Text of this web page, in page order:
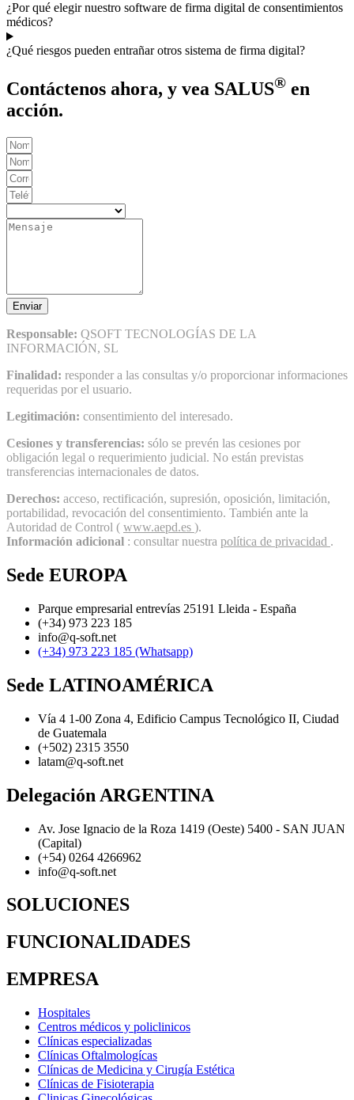
¿Por qué elegir nuestro software de firma digital de consentimientos
médicos?
¿Qué riesgos pueden entrañar otros sistema de firma digital?
Contáctenos ahora, y vea SALUS® en
acción.
Enviar
Responsable: QSOFT TECNOLOGÍAS DE LA
INFORMACIÓN, SL
Finalidad: responder a las consultas y/o proporcionar informaciones
requeridas por el usuario.
Legitimación: consentimiento del interesado.
Cesiones y transferencias: sólo se prevén las cesiones por
obligación legal o requerimiento judicial. No están previstas
transferencias internacionales de datos.
Derechos: acceso, rectificación, supresión, oposición, limitación,
portabilidad, revocación del consentimiento. También ante la
Autoridad de Control ( www.aepd.es ).
Información adicional : consultar nuestra política de privacidad .
Sede EUROPA
Parque empresarial entrevías 25191 Lleida - España
(+34) 973 223 185
info@q-soft.net
(+34) 973 223 185 (Whatsapp)
Sede LATINOAMÉRICA
Vía 4 1-00 Zona 4, Edificio Campus Tecnológico II, Ciudad
de Guatemala
(+502) 2315 3550
latam@q-soft.net​
Delegación ARGENTINA
Av. Jose Ignacio de la Roza 1419 (Oeste) 5400 - SAN JUAN
(Capital)
(+54) 0264 4266962
info@q-soft.net
SOLUCIONES
FUNCIONALIDADES
EMPRESA
Hospitales
Centros médicos y policlinicos
Clínicas especializadas
Clínicas Oftalmologícas
Clínicas de Medicina y Cirugía Estética
Clínicas de Fisioterapia